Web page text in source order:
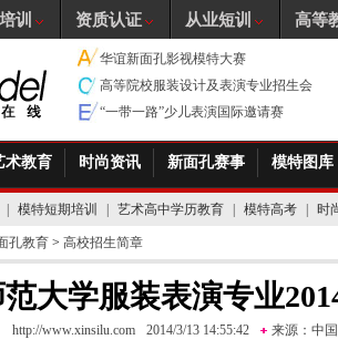
华谊新面孔影视模特大赛
高等院校服装设计及表演专业招生会
“一带一路”少儿表演国际邀请赛
术教育 时尚资讯 新面孔赛事 模特图库
模特短期培训 艺术高中学历教育 模特高考 时
孔教育 > 高校招生简章
大学服装表演专业
http://www.xinsilu.com 2014/3/13 14:55:42 来源： 中
训 资质认证 从业短训 高等